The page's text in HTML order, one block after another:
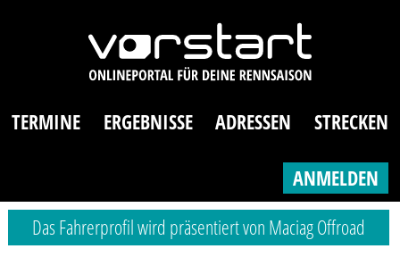
TERMINE ERGEBNISSE ADRESSEN STRECKEN
ANMELDEN
Das Fahrerprofil wird präsentiert von Maciag Offroad